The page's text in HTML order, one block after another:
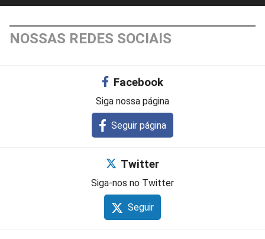
NOSSAS REDES SOCIAIS
Facebook
Siga nossa página
Seguir página
Twitter
Siga-nos no Twitter
Seguir